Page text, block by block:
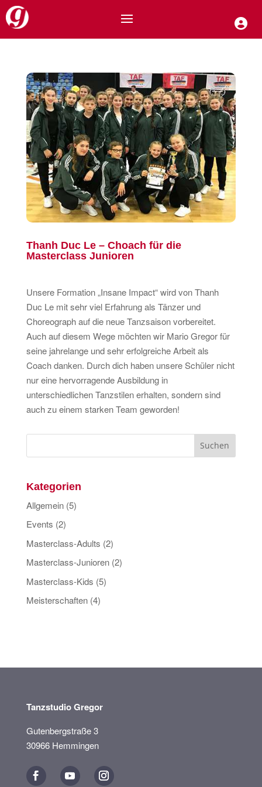
Thanh Duc Le – Choach für die
Masterclass Junioren
Unsere Formation „Insane Impact“ wird von Thanh
Duc Le mit sehr viel Erfahrung als Tänzer und
Choreograph auf die neue Tanzsaison vorbereitet.
Auch auf diesem Wege möchten wir Mario Gregor für
seine jahrelange und sehr erfolgreiche Arbeit als
Coach danken. Durch dich haben unsere Schüler nicht
nur eine hervorragende Ausbildung in
unterschiedlichen Tanzstilen erhalten, sondern sind
auch zu einem starken Team geworden!
Kategorien
Allgemein(5)
Events (2)
Masterclass-Adults (2)
Masterclass-Junioren(2)
Masterclass-Kids (5)
Meisterschaften(4)
Tanzstudio Gregor
Gutenbergstraße 3
30966 Hemmingen